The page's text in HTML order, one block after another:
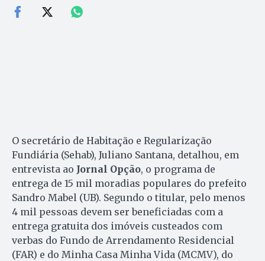
O secretário de Habitação e Regularização
Fundiária (Sehab), Juliano Santana, detalhou, em
entrevista ao Jornal Opção, o programa de
entrega de 15 mil moradias populares do prefeito
Sandro Mabel (UB). Segundo o titular, pelo menos
4 mil pessoas devem ser beneficiadas com a
entrega gratuita dos imóveis custeados com
verbas do Fundo de Arrendamento Residencial
(FAR) e do Minha Casa Minha Vida (MCMV), do